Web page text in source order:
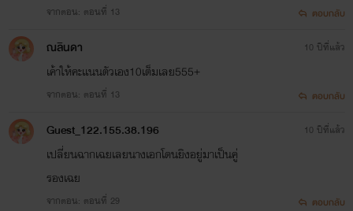
จากตอน: ตอนที่ 13 ตอบกลับ
ณลินดา
เค้าให้คะเเนนตัวเอง10เต็มเลย555+
จากตอน: ตอนที่ 13
10 ปีที่แล้ว
ตอบกลับ
Guest_122.155.38.196
เปลี่ยนฉากเฉยเลยนางเอกโดนยิงอยู่มาเป็นคู่
รองเฉย
จากตอน: ตอนที่ 29
10 ปีที่แล้ว
ตอบกลับ